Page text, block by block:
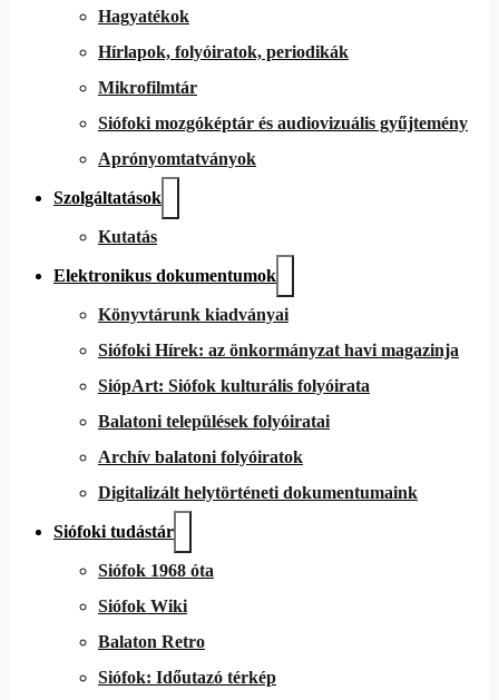
Hagyatékok
Hírlapok, folyóiratok, periodikák
Mikrofilmtár
Siófoki mozgóképtár és audiovizuális gyűjtemény
Aprónyomtatványok
Szolgáltatások
Kutatás
Elektronikus dokumentumok
Könyvtárunk kiadványai
Siófoki Hírek: az önkormányzat havi magazinja
SiópArt: Siófok kulturális folyóirata
Balatoni települések folyóiratai
Archív balatoni folyóiratok
Digitalizált helytörténeti dokumentumaink
Siófoki tudástár
Siófok 1968 óta
Siófok Wiki
Balaton Retro
Siófok: Időutazó térkép